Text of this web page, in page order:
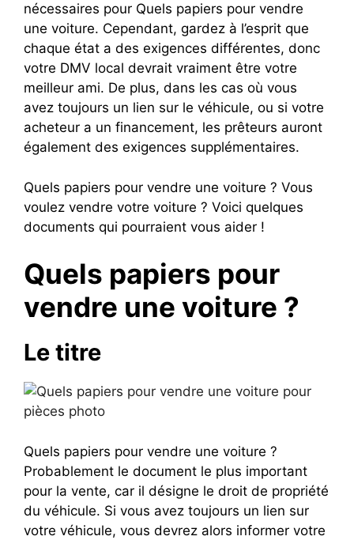
nécessaires pour Quels papiers pour vendre
une voiture. Cependant, gardez à l’esprit que
chaque état a des exigences différentes, donc
votre DMV local devrait vraiment être votre
meilleur ami. De plus, dans les cas où vous
avez toujours un lien sur le véhicule, ou si votre
acheteur a un financement, les prêteurs auront
également des exigences supplémentaires.
Quels papiers pour vendre une voiture ? Vous
voulez vendre votre voiture ? Voici quelques
documents qui pourraient vous aider !
Quels papiers pour
vendre une voiture ?
Le titre
Quels papiers pour vendre une voiture ?
Probablement le document le plus important
pour la vente, car il désigne le droit de propriété
du véhicule. Si vous avez toujours un lien sur
votre véhicule, vous devrez alors informer votre